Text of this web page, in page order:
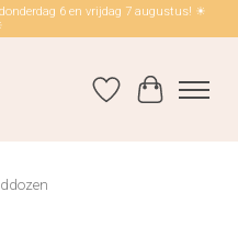
6 en vrijdag 7 augustus! ☀
Verlanglijst